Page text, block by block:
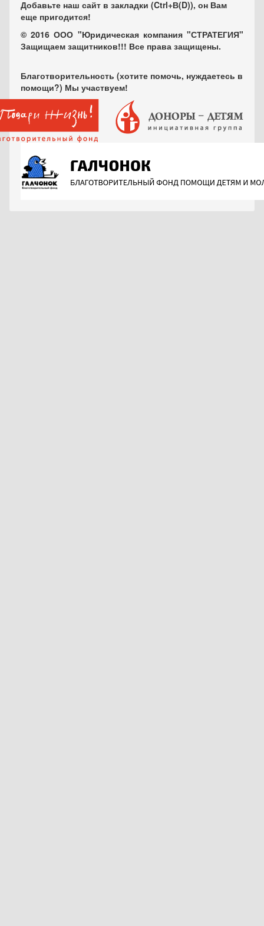
Добавьте наш сайт в закладки (Ctrl+В(D)), он Вам
еще пригодится!
© 2016 ООО "Юридическая компания "СТРАТЕГИЯ"
Защищаем защитников!!! Все права защищены.
Благотворительность (хотите помочь, нуждаетесь в
помощи?) Мы участвуем!